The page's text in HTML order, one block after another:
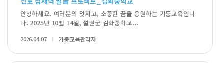
안녕하세요. 여러분의 멋지고, 소중한 꿈을 응원하는 기둥교육입니
다. 2025년 10월 14일, 철원군 김화중학교...
2026.04.07 기둥교육관리자